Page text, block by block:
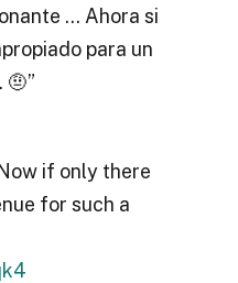
… Ahora si
para un
if only there
for such a